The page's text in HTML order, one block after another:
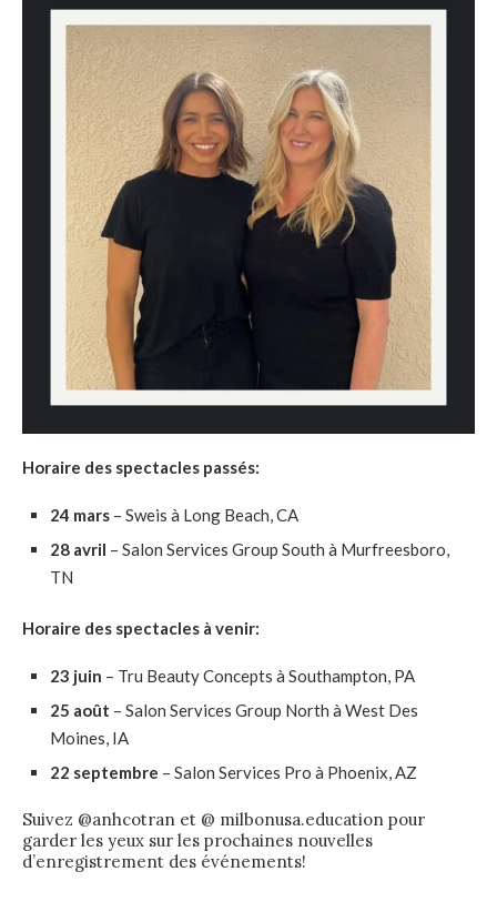
Horaire des spectacles passés:
24 mars – Sweis à Long Beach, CA
28 avril – Salon Services Group South à Murfreesboro,
TN
Horaire des spectacles à venir:
23 juin – Tru Beauty Concepts à Southampton, PA
25 août – Salon Services Group North à West Des
Moines, IA
22 septembre – Salon Services Pro à Phoenix, AZ
Suivez @anhcotran et @ milbonusa.education pour
garder les yeux sur les prochaines nouvelles
d’enregistrement des événements!